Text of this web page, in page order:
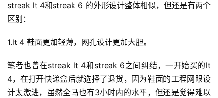
streak lt 4和streak 6 的外形设计整体相似，但还是有两个
区别：
1.lt 4 鞋面更加轻薄，网孔设计更加大胆。
笔者也曾在streak lt 4和streak 6之间纠结，一开始买的lt
4，在打开快递盒后就选择了退货，因为鞋面的工程网眼设
计太激进，虽然全马也有3小时内的水平，但还是觉得难以